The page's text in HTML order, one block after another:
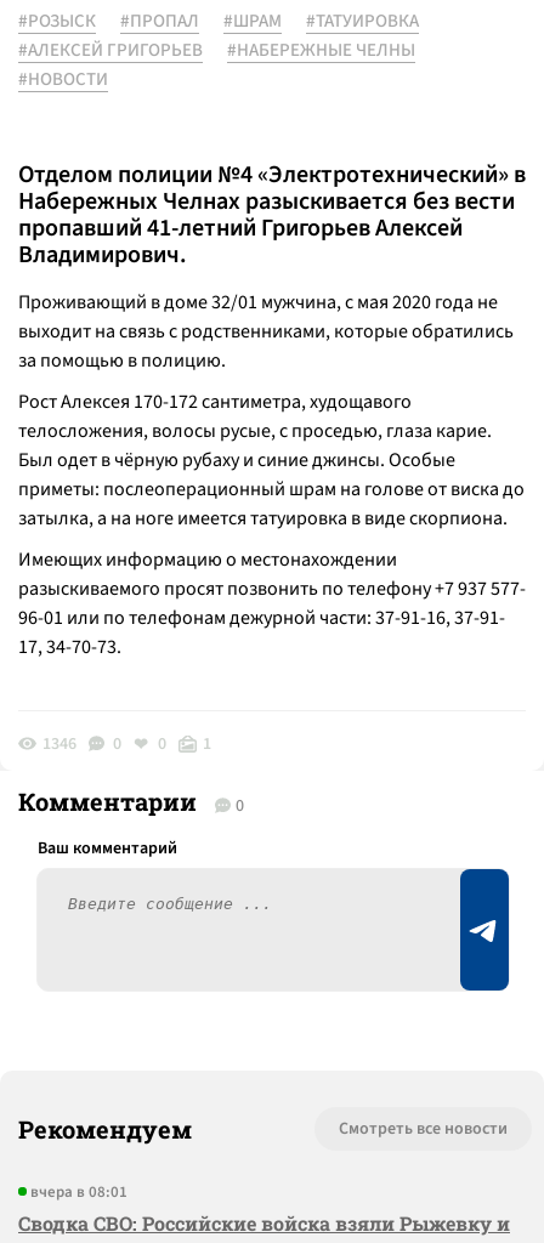
#РОЗЫСК #ПРОПАЛ #ШРАМ
#ТАТУИРОВКА
#АЛЕКСЕЙ ГРИГОРЬЕВ
#НАБЕРЕЖНЫЕ ЧЕЛНЫ
#НОВОСТИ
Отделом полиции №4 «Электротехнический» в
Набережных Челнах разыскивается без вести
пропавший 41-летний Григорьев Алексей
Владимирович.
Проживающий в доме 32/01 мужчина, с мая 2020 года не
выходит на связь с родственниками, которые обратились
за помощью в полицию.
Рост Алексея 170-172 сантиметра, худощавого
телосложения, волосы русые, с проседью, глаза карие.
Был одет в чёрную рубаху и синие джинсы. Особые
приметы: послеоперационный шрам на голове от виска до
затылка, а на ноге имеется татуировка в виде скорпиона.
Имеющих информацию о местонахождении
разыскиваемого просят позвонить по телефону +7 937 577-
96-01 или по телефонам дежурной части: 37-91-16, 37-91-
17, 34-70-73.
1346 0 0 1
Комментарии 0
Рекомендуем Смотреть все новости
вчера в 08:01
Сводка СВО: Российские войска взяли Рыжевку и